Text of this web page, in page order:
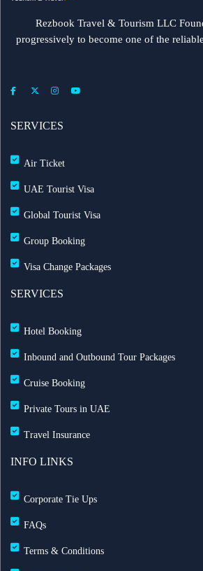
Rezbook Travel & Tourism LLC
progressively to become one of the
SERVICES
Air Ticket
UAE Tourist Visa
Global Tourist Visa
Group Booking
Visa Change Packages
SERVICES
Hotel Booking
Inbound and Outbound Tour Packages
Cruise Booking
Private Tours in UAE
Travel Insurance
INFO LINKS
Corporate Tie Ups
FAQs
Terms & Conditions